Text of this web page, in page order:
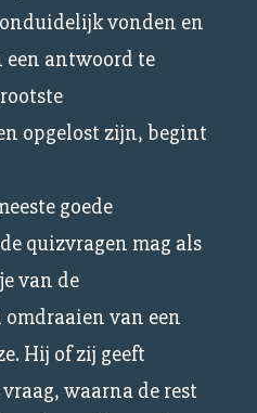
vonden en
een antwoord te
opgelost zijn, begint
goede
quizvragen mag als
van de
van een
Hij of zij geeft
waarna de rest